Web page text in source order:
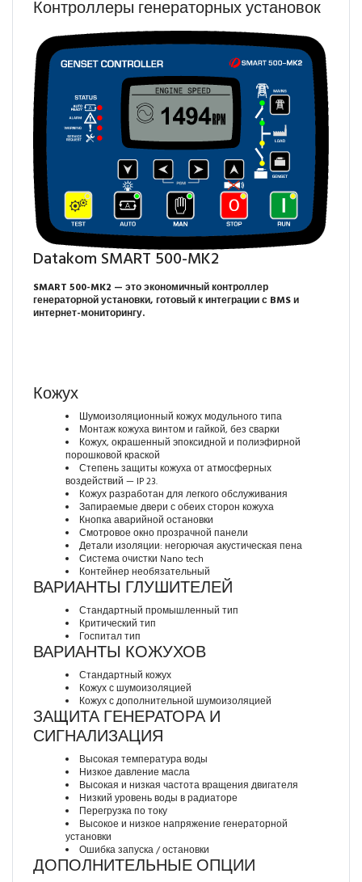
Контроллеры генераторных установок
Datakom SMART 500-MK2
SMART 500-MK2 — это экономичный контроллер
генераторной установки, готовый к интеграции с BMS и
интернет-мониторингу.
Кожух
Шумоизоляционный кожух модульного типа
Монтаж кожуха винтом и гайкой, без сварки
Кожух, окрашенный эпоксидной и полиэфирной
порошковой краской
Степень защиты кожуха от атмосферных
воздействий — IP 23.
Кожух разработан для легкого обслуживания
Запираемые двери с обеих сторон кожуха
Кнопка аварийной остановки
Смотровое окно прозрачной панели
Детали изоляции: негорючая акустическая пена
Система очистки Nano tech
Контейнер необязательный
ВАРИАНТЫ ГЛУШИТЕЛЕЙ
Стандартный промышленный тип
Критический тип
Госпитал тип
ВАРИАНТЫ КОЖУХОВ
Стандартный кожух
Кожух с шумоизоляцией
Кожух с дополнительной шумоизоляцией
ЗАЩИТА ГЕНЕРАТОРА И
СИГНАЛИЗАЦИЯ
Высокая температура воды
Низкое давление масла
Высокая и низкая частота вращения двигателя
Низкий уровень воды в радиаторе
Перегрузка по току
Высокое и низкое напряжение генераторной
установки
Ошибка запуска / остановки
ДОПОЛНИТЕЛЬНЫЕ ОПЦИИ